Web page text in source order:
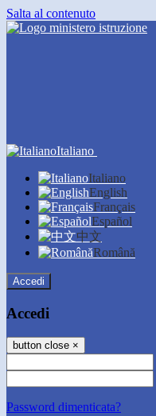
Salta al contenuto
Italiano
Italiano
English
Français
Español
中文
Română
Accedi
Accedi
button close ×
Password dimenticata?